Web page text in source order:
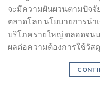
จะมีความผันผวนตามปัจจั
ตลาดโลก นโยบายการนำ
บริโภครายใหญ่ ตลอดจน
ผลต่อความต้องการใช้วัส